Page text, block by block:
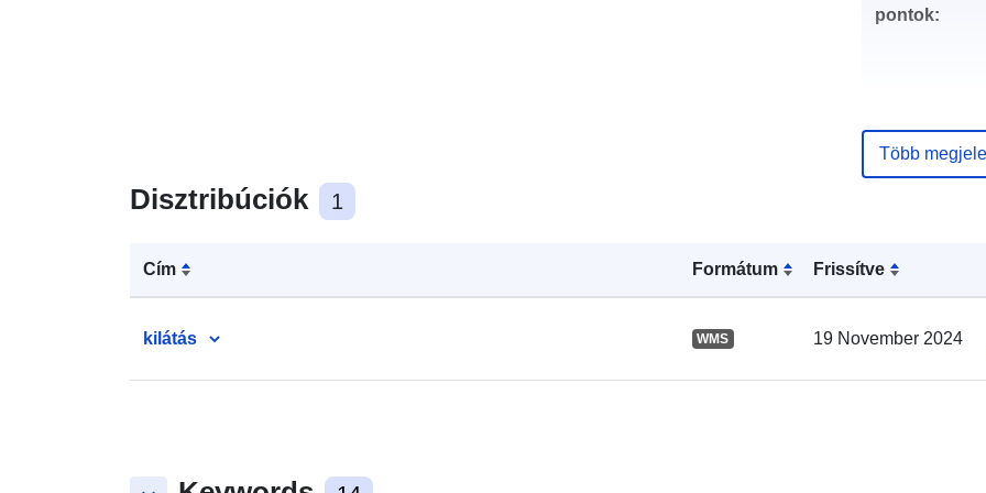
Disztribúciók 1
Cím Formátum Frissítve
kilátás WMS 19 November 2024
pontok:
Katalógus-
Több